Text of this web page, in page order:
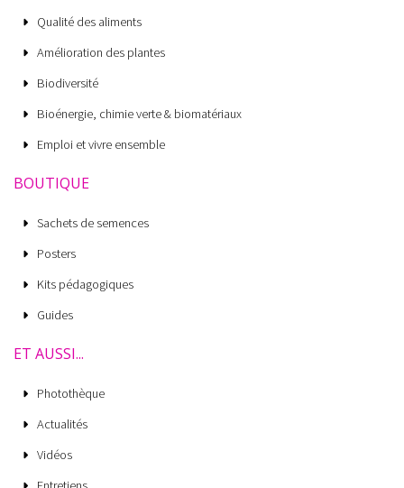
Qualité des aliments
Amélioration des plantes
Biodiversité
Bioénergie, chimie verte & biomatériaux
Emploi et vivre ensemble
BOUTIQUE
Sachets de semences
Posters
Kits pédagogiques
Guides
ET AUSSI...
Photothèque
Actualités
Vidéos